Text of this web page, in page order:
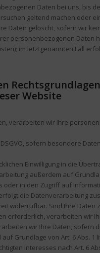
Daten bei uns, bis
geltend machen oder
Daten gelöscht, sofern wir
personenbezogenen Daten
im letztgenannten Fall
Website
verarbeiten wir Ihre
DSGVO, sofern besondere
Einwilligung in die
außerdem auf
in den Zugriff auf
die Datenverarbeitung
widerrufbar. Sind Ihre
erforderlich, verarbeiten wir
wir Ihre Daten, sofern
Grundlage von Art. 6 Abs. 1
Interesses nach Art. 6